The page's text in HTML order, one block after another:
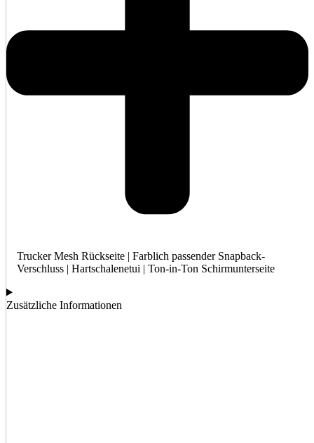
Trucker Mesh Rückseite | Farblich passender Snapback-
Verschluss | Hartschalenetui | Ton-in-Ton Schirmunterseite
Zusätzliche Informationen